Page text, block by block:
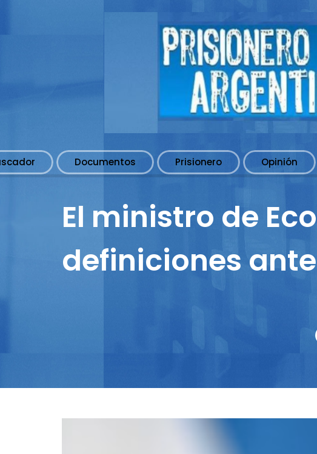
Documentos Prisionero Opinión
El ministro de
definiciones